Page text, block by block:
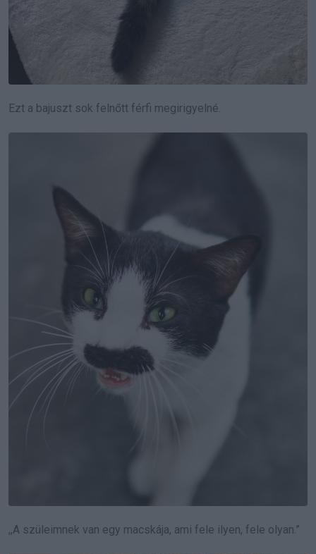
Ezt a bajuszt sok felnőtt férfi megirigyelné.
,,A szüleimnek van egy macskája, ami fele ilyen, fele olyan.”